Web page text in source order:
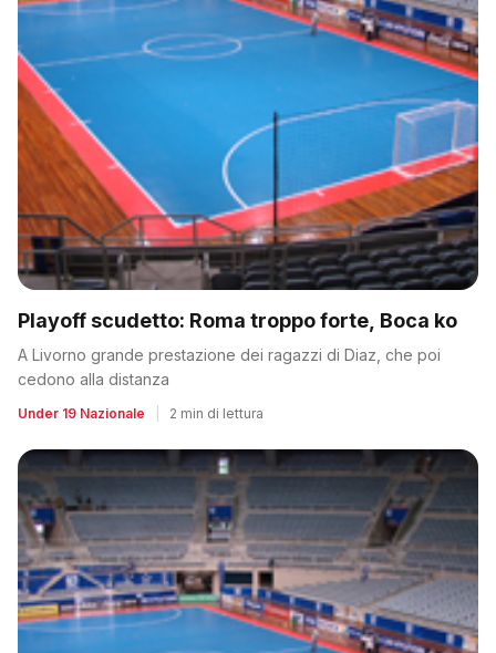
Playoff scudetto: Roma troppo forte, Boca ko
A Livorno grande prestazione dei ragazzi di Diaz, che poi
cedono alla distanza
Under 19 Nazionale 2 min di lettura